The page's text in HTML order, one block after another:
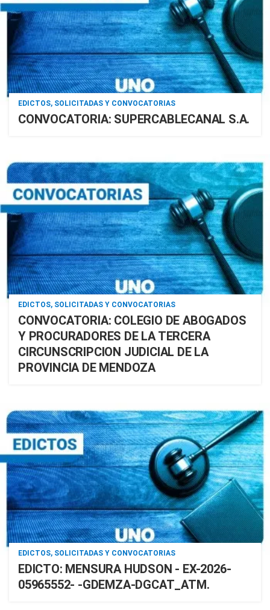
EDICTOS, SOLICITADAS Y CONVOCATORIAS
CONVOCATORIA: SUPERCABLECANAL S.A.
EDICTOS, SOLICITADAS Y CONVOCATORIAS
CONVOCATORIA: COLEGIO DE ABOGADOS
Y PROCURADORES DE LA TERCERA
CIRCUNSCRIPCION JUDICIAL DE LA
PROVINCIA DE MENDOZA
EDICTOS, SOLICITADAS Y CONVOCATORIAS
EDICTO: MENSURA HUDSON - EX-2026-
05965552- -GDEMZA-DGCAT_ATM.